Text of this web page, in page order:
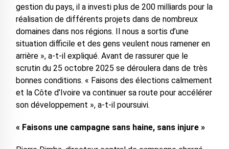
gestion du pays, il a investi plus de 200 milliards pour la
réalisation de différents projets dans de nombreux
domaines dans nos régions. Il nous a sortis d’une
situation difficile et des gens veulent nous ramener en
arrière », a-t-il expliqué. Avant de rassurer que le
scrutin du 25 octobre 2025 se déroulera dans de très
bonnes conditions. « Faisons des élections calmement
et la Côte d’Ivoire va continuer sa route pour accélérer
son développement », a-t-il poursuivi.
« Faisons une campagne sans haine, sans injure »